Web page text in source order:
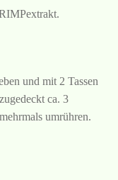
und mit 2 Tassen
ca. 3
umrühren.